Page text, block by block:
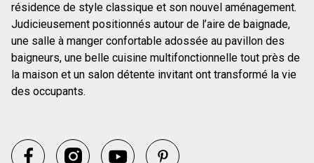
résidence de style classique et son nouvel aménagement.
Judicieusement positionnés autour de l’aire de baignade,
une salle à manger confortable adossée au pavillon des
baigneurs, une belle cuisine multifonctionnelle tout près de
la maison et un salon détente invitant ont transformé la vie
des occupants.